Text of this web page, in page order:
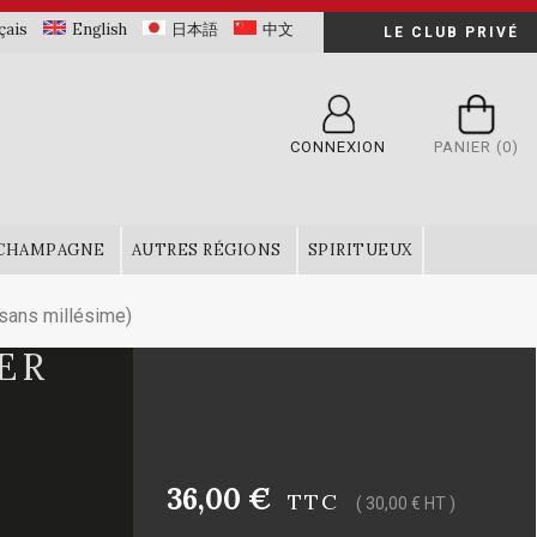
English 日本語 中文 LE CLUB PRIVÉ
CONNEXION PANIER (0)
AUTRES RÉGIONS SPIRITUEUX
millésime)
36,00 € TTC ( 30,00 € HT )